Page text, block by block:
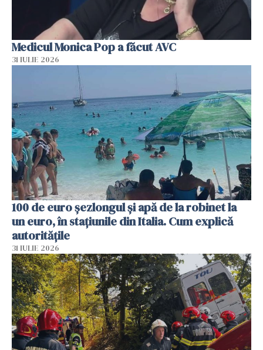
Medicul Monica Pop a făcut AVC
31 IULIE 2026
100 de euro șezlongul și apă de la robinet la
un euro, în stațiunile din Italia. Cum explică
autoritățile
31 IULIE 2026